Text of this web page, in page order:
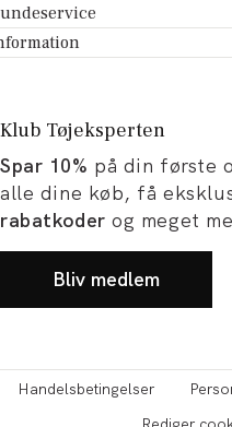
- Hjælpecenter
dit køb
Tøjeksperten
og artikler
og karriere
Klub Tøjeksperten
Spar 10% på din første
alle dine køb, få
rabatkoder og meget
Bliv medlem
Handelsbetingelser